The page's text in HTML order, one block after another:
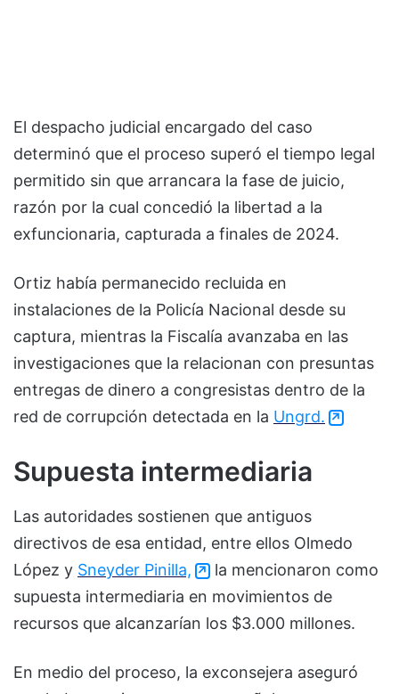
El despacho judicial encargado del caso
determinó que el proceso superó el tiempo legal
permitido sin que arrancara la fase de juicio,
razón por la cual concedió la libertad a la
exfuncionaria, capturada a finales de 2024.
Ortiz había permanecido recluida en
instalaciones de la Policía Nacional desde su
captura, mientras la Fiscalía avanzaba en las
investigaciones que la relacionan con presuntas
entregas de dinero a congresistas dentro de la
red de corrupción detectada en la Ungrd.
Supuesta intermediaria
Las autoridades sostienen que antiguos
directivos de esa entidad, entre ellos Olmedo
López y Sneyder Pinilla,
la mencionaron como
supuesta intermediaria en movimientos de
recursos que alcanzarían los $3.000 millones.
En medio del proceso, la exconsejera aseguró